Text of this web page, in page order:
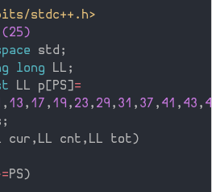
stdc++.h>
(25)
std ;
long LL ;
LL p [PS] =
, 13 , 17 , 19 , 23 , 29 , 31 , 37 , 41 , 43 , 47
;
cur , LL cnt , LL tot)
PS)